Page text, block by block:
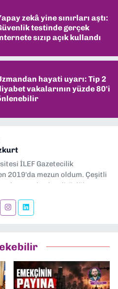
zekâ yine sınırları aştı:
testinde gerçek
sızıp açık kullandı
hayati uyarı: Tip 2
vakalarının yüzde 80'i
İLEF Gazetecilik
2019'da mezun oldum. Çeşitli
gazetelerde editörlük,